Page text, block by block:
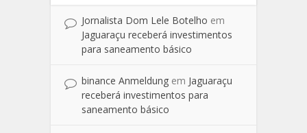
Jornalista Dom Lele Botelho em
Jaguaraçu receberá investimentos
para saneamento básico
binance Anmeldung em Jaguaraçu
receberá investimentos para
saneamento básico